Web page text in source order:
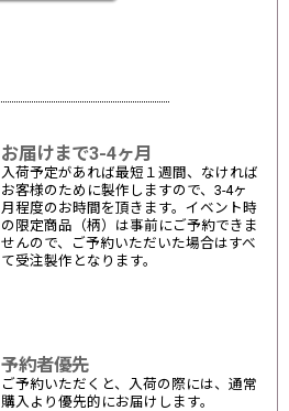
お届けまで3-4ヶ月
入荷予定があれば最短１週間、なければ
お客様のために製作しますので、3-4ヶ
月程度のお時間を頂きます。イベント時
の限定商品（柄）は事前にご予約できま
せんので、ご予約いただいた場合はすべ
て受注製作となります。
予約者優先
ご予約いただくと、入荷の際には、通常
購入より優先的にお届けします。